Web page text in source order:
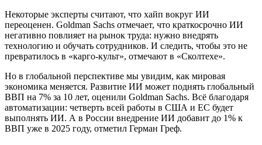
Некоторые эксперты считают, что хайп вокруг ИИ
переоценен. Goldman Sachs отмечает, что краткосрочно ИИ
негативно повлияет на рынок труда: нужно внедрять
технологию и обучать сотрудников. И следить, чтобы это не
превратилось в «карго-культ», отмечают в «Сколтехе».
Но в глобальной перспективе мы увидим, как мировая
экономика меняется. Развитие ИИ может поднять глобальный
ВВП на 7% за 10 лет, оценили Goldman Sachs. Всё благодаря
автоматизации: четверть всей работы в США и ЕС будет
выполнять ИИ. А в России внедрение ИИ добавит до 1% к
ВВП уже в 2025 году, отметил Герман Греф.